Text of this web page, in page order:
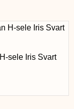
sele Iris Svart